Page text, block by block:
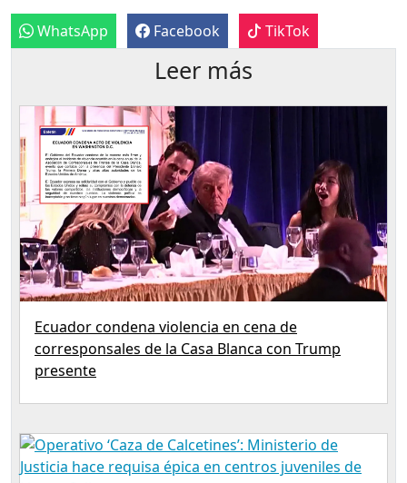
WhatsApp Facebook TikTok
Leer más
Ecuador condena violencia en cena de
corresponsales de la Casa Blanca con Trump
presente